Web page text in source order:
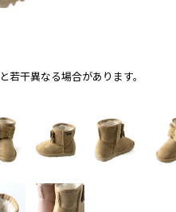
干異なる場合があります。